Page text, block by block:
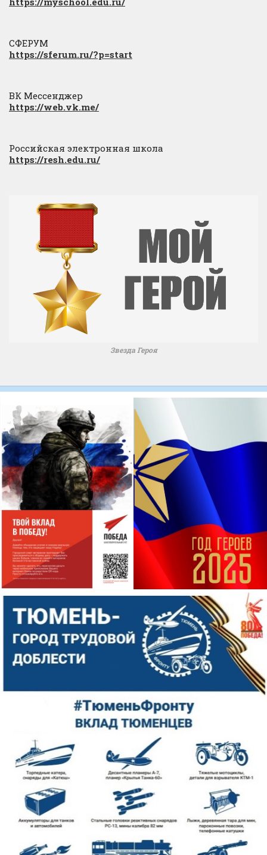
СФЕРУМ
https://sferum.ru/?p=start
ВК Мессенджер
https://web.vk.me/
Российская электронная школа
https://resh.edu.ru/
Звезда Героя